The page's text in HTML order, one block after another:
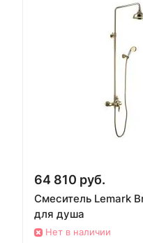
64 810 руб.
Смеситель Lemark
для душа
Нет в наличии